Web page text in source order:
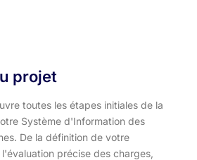
projet
toutes les étapes initiales de la
Système d'Information des
De la définition de votre
précise des charges,